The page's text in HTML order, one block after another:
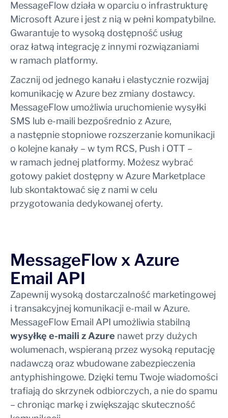
MessageFlow działa w oparciu o infrastrukturę
Microsoft Azure i jest z nią w pełni kompatybilne.
Gwarantuje to wysoką dostępność usług
oraz łatwą integrację z innymi rozwiązaniami
w ramach platformy.
Zacznij od jednego kanału i elastycznie rozwijaj
komunikację w Azure bez zmiany dostawcy.
MessageFlow umożliwia uruchomienie wysyłki
SMS lub e-maili bezpośrednio z Azure,
a następnie stopniowe rozszerzanie komunikacji
o kolejne kanały – w tym RCS, Push i OTT –
w ramach jednej platformy. Możesz wybrać
gotowy pakiet dostępny w Azure Marketplace
lub skontaktować się z nami w celu
przygotowania dedykowanej oferty.
MessageFlow x Azure
Email API
Zapewnij wysoką dostarczalność marketingowej
i transakcyjnej komunikacji e-mail w Azure.
MessageFlow Email API umożliwia stabilną
wysyłkę e-maili z Azure nawet przy dużych
wolumenach, wspieraną przez wysoką reputację
nadawczą oraz wbudowane zabezpieczenia
antyphishingowe. Dzięki temu Twoje wiadomości
trafiają do skrzynek odbiorczych, a nie do spamu
– chroniąc markę i zwiększając skuteczność